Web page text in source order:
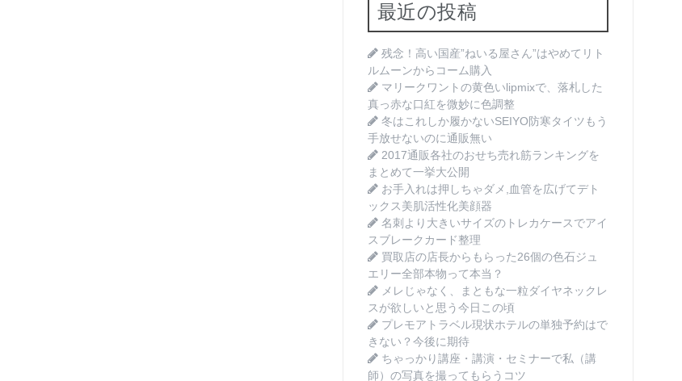
最近の投稿
残念！高い国産”ねいる屋さん”はやめてリト
ルムーンからコーム購入
マリークワントの黄色いlipmixで、落札した
真っ赤な口紅を微妙に色調整
冬はこれしか履かないSEIYO防寒タイツもう
手放せないのに通販無い
2017通販各社のおせち売れ筋ランキングを
まとめて一挙大公開
お手入れは押しちゃダメ,血管を広げてデト
ックス美肌活性化美顔器
名刺より大きいサイズのトレカケースでアイ
スブレークカード整理
買取店の店長からもらった26個の色石ジュ
エリー全部本物って本当？
メレじゃなく、まともな一粒ダイヤネックレ
スが欲しいと思う今日この頃
プレモアトラベル現状ホテルの単独予約はで
きない？今後に期待
ちゃっかり講座・講演・セミナーで私（講
師）の写真を撮ってもらうコツ